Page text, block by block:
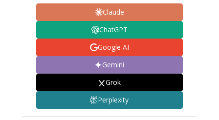
Claude
ChatGPT
Google AI
Gemini
Grok
Perplexity